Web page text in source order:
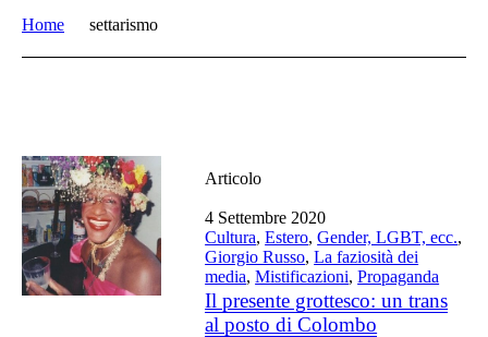
Home settarismo
Articolo
4 Settembre 2020
Cultura,Estero,Gender, LGBT, ecc.,
Giorgio Russo,La faziosità dei
media,Mistificazioni,Propaganda
Il presente grottesco: un trans
al posto di Colombo